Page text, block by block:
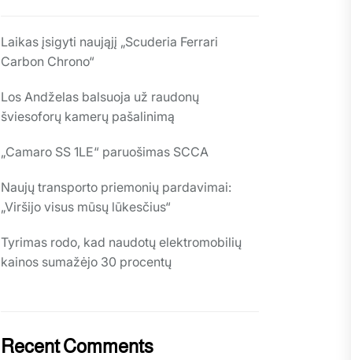
Laikas įsigyti naująjį „Scuderia Ferrari
Carbon Chrono“
Los Andželas balsuoja už raudonų
šviesoforų kamerų pašalinimą
„Camaro SS 1LE“ paruošimas SCCA
Naujų transporto priemonių pardavimai:
„Viršijo visus mūsų lūkesčius“
Tyrimas rodo, kad naudotų elektromobilių
kainos sumažėjo 30 procentų
Recent Comments